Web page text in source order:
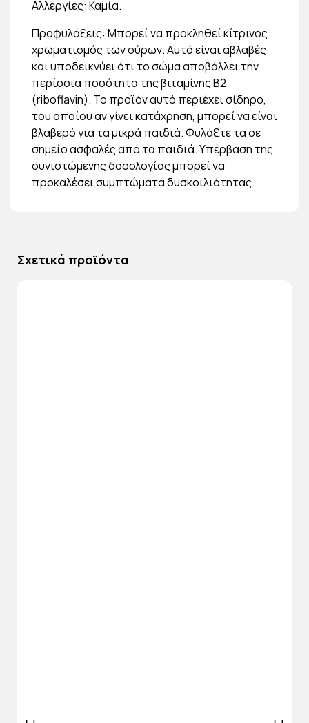
Αλλεργίες: Καμία.
Προφυλάξεις: Μπορεί να προκληθεί κίτρινος
χρωματισμός των ούρων. Αυτό είναι αβλαβές
και υποδεικνύει ότι το σώμα αποβάλλει την
περίσσια ποσότητα της βιταμίνης Β2
(riboflavin). Το προϊόν αυτό περιέχει σίδηρο,
του οποίου αν γίνει κατάχρηση, μπορεί να είναι
βλαβερό για τα μικρά παιδιά. Φυλάξτε τα σε
σημείο ασφαλές από τα παιδιά. Υπέρβαση της
συνιστώμενης δοσολογίας μπορεί να
προκαλέσει συμπτώματα δυσκοιλιότητας.
Σχετικά προϊόντα